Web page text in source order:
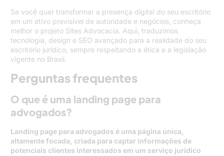
Se você quer transformar a presença digital do seu escritório
em um ativo previsível de autoridade e negócios, conheça
melhor o projeto Sites Advocacia. Aqui, traduzimos
tecnologia, design e SEO avançado para a realidade do seu
escritório jurídico, sempre respeitando a ética e a legislação
vigente no Brasil.
Perguntas frequentes
O que é uma landing page para
advogados?
Landing page para advogados é uma página única,
altamente focada, criada para captar informações de
potenciais clientes interessados em um serviço jurídico